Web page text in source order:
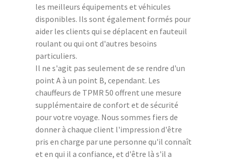
les meilleurs équipements et véhicules
disponibles. Ils sont également formés pour
aider les clients qui se déplacent en fauteuil
roulant ou qui ont d'autres besoins
particuliers.
Il ne s'agit pas seulement de se rendre d'un
point A à un point B, cependant. Les
chauffeurs de TPMR 50 offrent une mesure
supplémentaire de confort et de sécurité
pour votre voyage. Nous sommes fiers de
donner à chaque client l'impression d'être
pris en charge par une personne qu'il connaît
et en qui il a confiance, et d'être là s'il a